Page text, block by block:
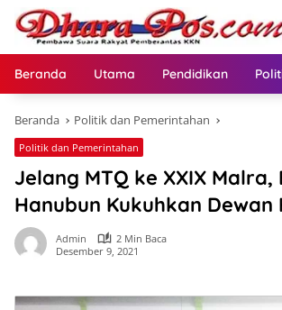
Langsung
konten
Beranda Utama Pendidikan
Beranda Politik dan Pemerintahan
Politik dan Pemerintahan
Jelang MTQ ke XXIX Malra,
Hanubun Kukuhkan Dewan
Admin
2 Min Baca
Desember 9, 2021